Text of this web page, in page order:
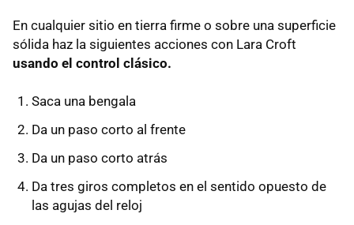
En cualquier sitio en tierra firme o sobre una superficie
sólida haz la siguientes acciones con Lara Croft
usando el control clásico.
Saca una bengala
Da un paso corto al frente
Da un paso corto atrás
Da tres giros completos en el sentido opuesto de
las agujas del reloj